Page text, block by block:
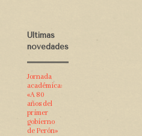
Últimas
novedades
Jornada
académica:
«A 80
años del
primer
gobierno
de Perón»